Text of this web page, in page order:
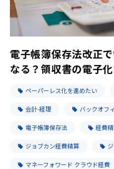
電子帳簿保存法改正
なる？領収書の電子
ペーパーレス化を進めたい
会計-経理 バックオフ
電子帳簿保存法 経費
ジョブカン経費精算
マネーフォワード クラウド経費